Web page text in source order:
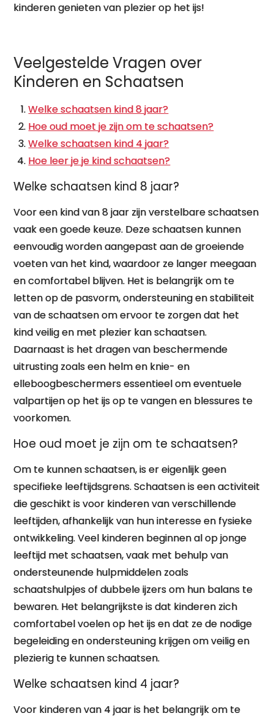
kinderen genieten van plezier op het ijs!
Veelgestelde Vragen over
Kinderen en Schaatsen
Welke schaatsen kind 8 jaar?
Hoe oud moet je zijn om te schaatsen?
Welke schaatsen kind 4 jaar?
Hoe leer je je kind schaatsen?
Welke schaatsen kind 8 jaar?
Voor een kind van 8 jaar zijn verstelbare schaatsen
vaak een goede keuze. Deze schaatsen kunnen
eenvoudig worden aangepast aan de groeiende
voeten van het kind, waardoor ze langer meegaan
en comfortabel blijven. Het is belangrijk om te
letten op de pasvorm, ondersteuning en stabiliteit
van de schaatsen om ervoor te zorgen dat het
kind veilig en met plezier kan schaatsen.
Daarnaast is het dragen van beschermende
uitrusting zoals een helm en knie- en
elleboogbeschermers essentieel om eventuele
valpartijen op het ijs op te vangen en blessures te
voorkomen.
Hoe oud moet je zijn om te schaatsen?
Om te kunnen schaatsen, is er eigenlijk geen
specifieke leeftijdsgrens. Schaatsen is een activiteit
die geschikt is voor kinderen van verschillende
leeftijden, afhankelijk van hun interesse en fysieke
ontwikkeling. Veel kinderen beginnen al op jonge
leeftijd met schaatsen, vaak met behulp van
ondersteunende hulpmiddelen zoals
schaatshulpjes of dubbele ijzers om hun balans te
bewaren. Het belangrijkste is dat kinderen zich
comfortabel voelen op het ijs en dat ze de nodige
begeleiding en ondersteuning krijgen om veilig en
plezierig te kunnen schaatsen.
Welke schaatsen kind 4 jaar?
Voor kinderen van 4 jaar is het belangrijk om te